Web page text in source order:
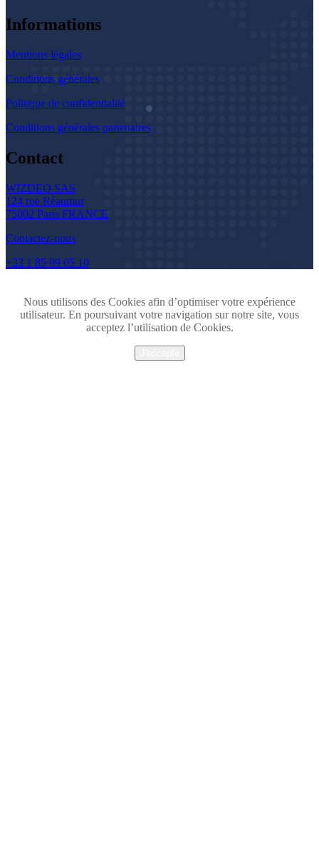
Informations
Mentions légales
Conditions générales
Politique de confidentialité
Conditions générales partenaires
Contact
WIZDEO SAS
124 rue Réaumur
75002 Paris FRANCE
Contactez-nous
+33 1 85 09 05 10
Nous utilisons des Cookies afin d’optimiser votre expérience
utilisateur. En poursuivant votre navigation sur notre site, vous
acceptez l’utilisation de Cookies.